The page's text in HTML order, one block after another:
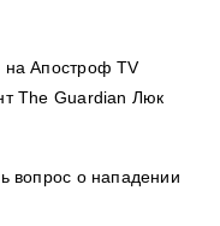
Апостроф TV
The Guardian Люк
вопрос о нападении